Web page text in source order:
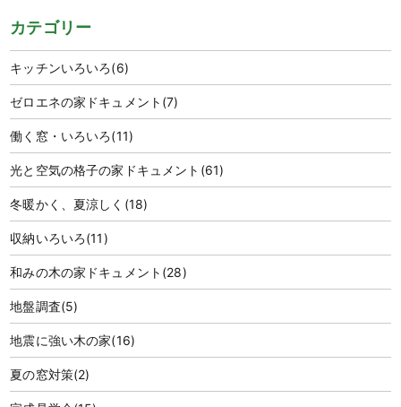
カテゴリー
キッチンいろいろ(6)
ゼロエネの家ドキュメント (7)
働く窓・いろいろ(11)
光と空気の格子の家ドキュメント (61)
冬暖かく、夏涼しく (18)
収納いろいろ(11)
和みの木の家ドキュメント (28)
地盤調査(5)
地震に強い木の家(16)
夏の窓対策(2)